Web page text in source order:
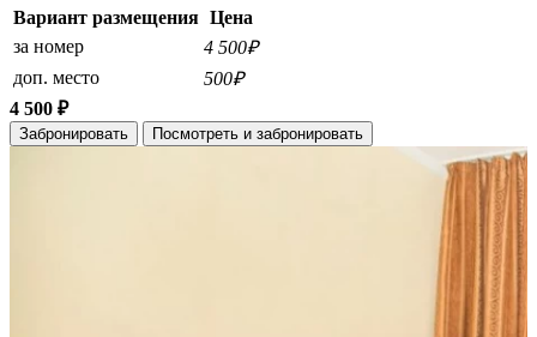
Вариант размещения Цена
за номер
4 500₽
доп. место
500₽
4 500 ₽
Забронировать Посмотреть и забронировать